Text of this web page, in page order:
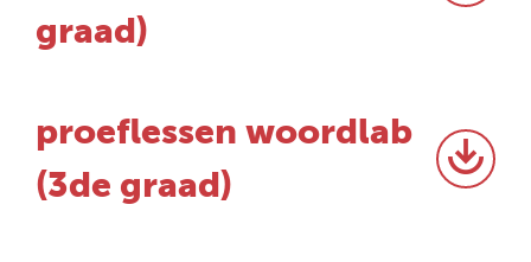
graad)
proeflessen woordlab
(3de graad)